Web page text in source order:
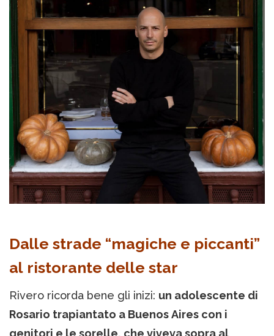
Dalle strade “magiche e piccanti”
al ristorante delle star
Rivero ricorda bene gli inizi: un adolescente di
Rosario trapiantato a Buenos Aires con i
genitori e le sorelle, che viveva sopra al